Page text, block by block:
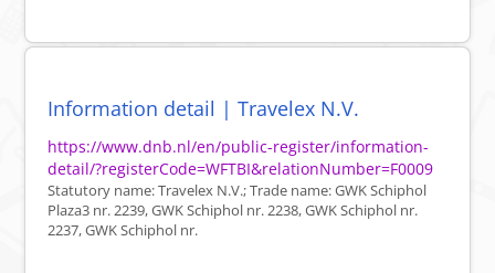
Information detail | Travelex N.V.
https://www.dnb.nl/en/public-register/information-
detail/?registerCode=WFTBI&relationNumber=F0009
Statutory name: Travelex N.V.; Trade name: GWK Schiphol
Plaza3 nr. 2239, GWK Schiphol nr. 2238, GWK Schiphol nr.
2237, GWK Schiphol nr.